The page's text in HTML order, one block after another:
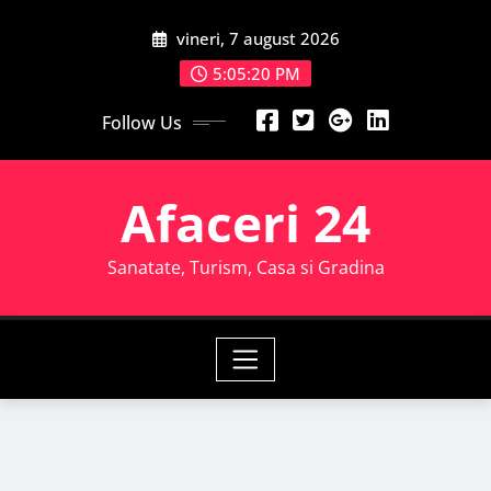
vineri, 7 august 2026
5:05:22 PM
Follow Us
Afaceri 24
Sanatate, Turism, Casa si Gradina